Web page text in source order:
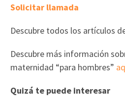
Solicitar llamada
Descubre todos los artículos
Descubre más información
maternidad “para hombres”
Quizá te puede interesar